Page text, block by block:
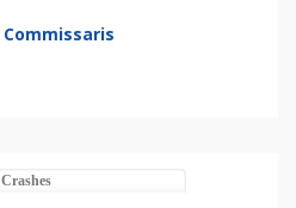
Commissaris
Crashes